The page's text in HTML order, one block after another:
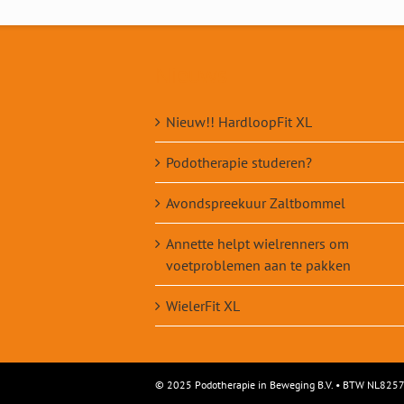
Nieuw!! HardloopFit XL
Podotherapie studeren?
Avondspreekuur Zaltbommel
Annette helpt wielrenners om
voetproblemen aan te pakken
WielerFit XL
© 2025 Podotherapie in Beweging B.V. • BTW